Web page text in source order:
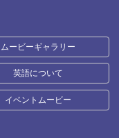
ムービーギャラリー
英語について
イベントムービー